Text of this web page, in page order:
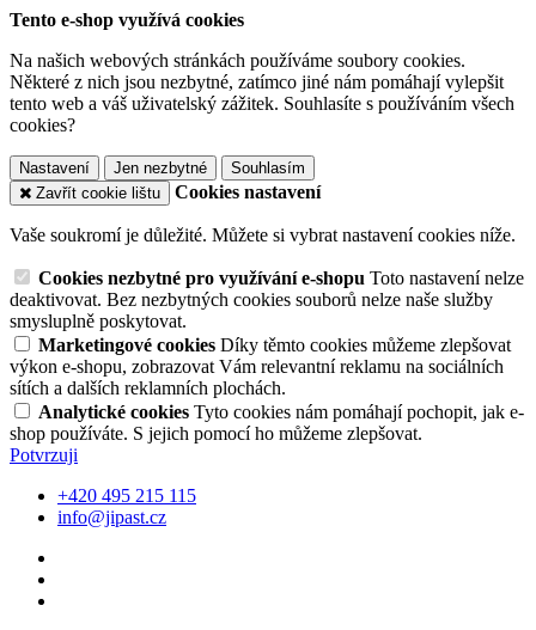
Tento e-shop využívá cookies
Na našich webových stránkách používáme soubory cookies.
Některé z nich jsou nezbytné, zatímco jiné nám pomáhají vylepšit
tento web a váš uživatelský zážitek. Souhlasíte s používáním všech
cookies?
Nastavení Jen nezbytné
Souhlasím
Zavřít cookie lištu
Cookies nastavení
Vaše soukromí je důležité. Můžete si vybrat nastavení cookies níže.
Cookies nezbytné pro využívání e-shopu Toto nastavení nelze
deaktivovat. Bez nezbytných cookies souborů nelze naše služby
smysluplně poskytovat.
Marketingové cookies Díky těmto cookies můžeme zlepšovat
výkon e-shopu, zobrazovat Vám relevantní reklamu na sociálních
sítích a dalších reklamních plochách.
Analytické cookies Tyto cookies nám pomáhají pochopit, jak e-
shop používáte. S jejich pomocí ho můžeme zlepšovat.
Potvrzuji
+420 495 215 115
info@jipast.cz